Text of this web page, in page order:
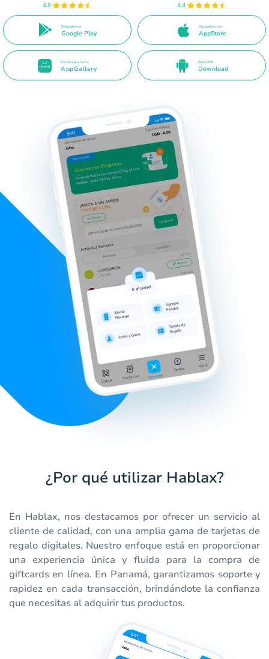
4.8
Disponible en
Google Play
4.4
Disponible en la
AppStore
Disponible en la
AppGallery
Direct APK
Download
¿Por qué utilizar Hablax?
En Hablax, nos destacamos por ofrecer un servicio al
cliente de calidad, con una amplia gama de tarjetas de
regalo digitales. Nuestro enfoque está en proporcionar
una experiencia única y fluida para la compra de
giftcards en línea. En Panamá, garantizamos soporte y
rapidez en cada transacción, brindándote la confianza
que necesitas al adquirir tus productos.